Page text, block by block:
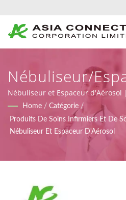
Nébuliseur/
D'Aérosol |
Réanimation
Conçus De
Ergonomique |
Nébuliseur et Espaceur d'Aérosol
fournit des produits médicaux
domicile avec enregistrement FDA,
13485 et CE sous MDR
des capacités de conception,
Home / Catégorie /
Produits De Soins Infirmiers Et De
Nébuliseur Et Espaceur D'Aérosol